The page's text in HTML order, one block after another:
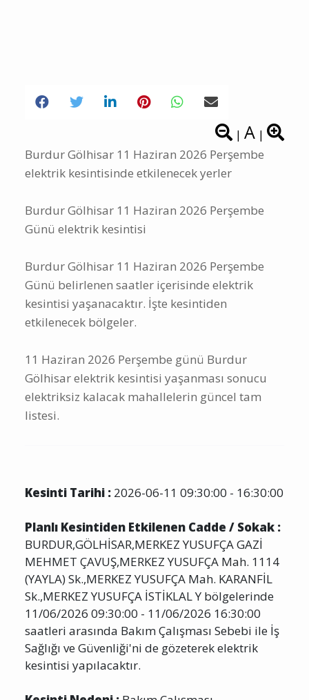
| A |
Burdur Gölhisar 11 Haziran 2026 Perşembe
elektrik kesintisinde etkilenecek yerler
Burdur Gölhisar 11 Haziran 2026 Perşembe
Günü elektrik kesintisi
Burdur Gölhisar 11 Haziran 2026 Perşembe
Günü belirlenen saatler içerisinde elektrik
kesintisi yaşanacaktır. İşte kesintiden
etkilenecek bölgeler.
11 Haziran 2026 Perşembe günü Burdur
Gölhisar elektrik kesintisi yaşanması sonucu
elektriksiz kalacak mahallelerin güncel tam
listesi.
Kesinti Tarihi : 2026-06-11 09:30:00 - 16:30:00
Planlı Kesintiden Etkilenen Cadde / Sokak :
BURDUR,GÖLHİSAR,MERKEZ YUSUFÇA GAZİ
MEHMET ÇAVUŞ,MERKEZ YUSUFÇA Mah. 1114
(YAYLA) Sk.,MERKEZ YUSUFÇA Mah. KARANFİL
Sk.,MERKEZ YUSUFÇA İSTİKLAL Y bölgelerinde
11/06/2026 09:30:00 - 11/06/2026 16:30:00
saatleri arasında Bakım Çalışması Sebebi ile İş
Sağlığı ve Güvenliği'ni de gözeterek elektrik
kesintisi yapılacaktır.